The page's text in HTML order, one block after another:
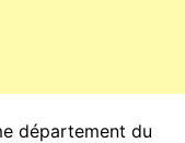
département du